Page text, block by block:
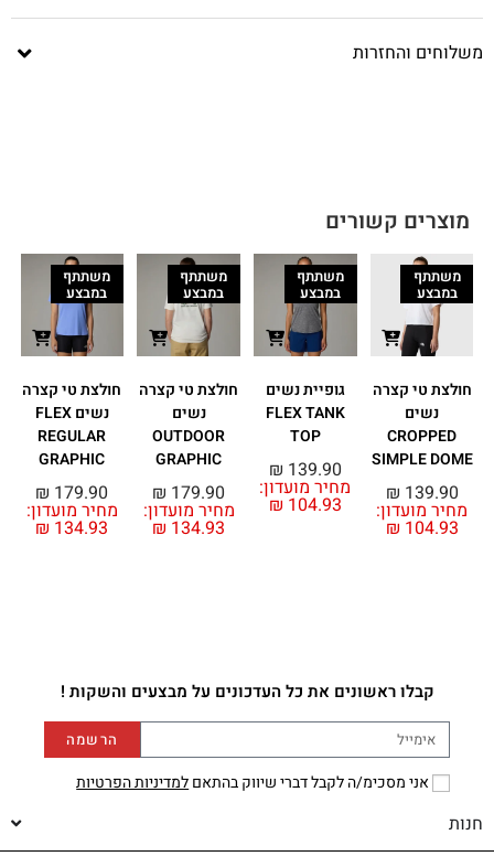
משלוחים והחזרות
מוצרים קשורים
משתתף
במבצע
חולצת טי קצרה
נשים
CROPPED
SIMPLE DOME
מחיר מועדון:
₪ 104.93
₪ 139.90
משתתף
במבצע
גופיית נשים
FLEX TANK
TOP
מחיר מועדון:
₪ 104.93
₪ 139.90
משתתף
במבצע
חולצת טי קצרה
נשים
OUTDOOR
GRAPHIC
מחיר מועדון:
₪ 134.93
₪ 179.90
משתתף
במבצע
חולצת טי קצרה
נשים FLEX
REGULAR
GRAPHIC
מחיר מועדון:
₪ 134.93
₪ 179.90
קבלו ראשונים את כל העדכונים על מבצעים והשקות !
אני מסכימ/ה לקבל דברי שיווק בהתאםלמדיניות הפרטיות
הרשמה
חנות